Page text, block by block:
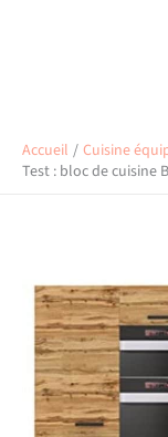
Accueil
Cuisine
Test : bloc de cuisine